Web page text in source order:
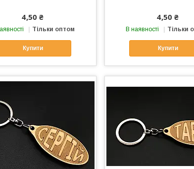
4,50 ₴
Тільки оптом
Купити
4,50 ₴
В наявності Тільки
Купити